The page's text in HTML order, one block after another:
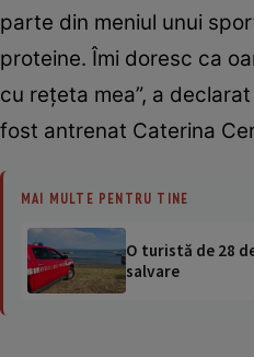
parte din meniul unui
proteine. Îmi doresc ca
cu reţeta mea”, a
fost antrenat Caterina
MAI MULTE PENTRU TINE
O turistă de 28
salvare